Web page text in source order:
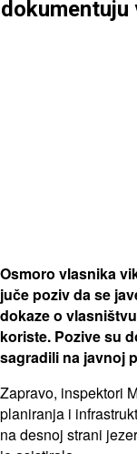
dokumentuju
Osmoro vlasnika
juče poziv da se
dokaze o
koriste. Pozive su
sagradili na javnoj
Zapravo, inspektori
planiranja i
na desnoj strani